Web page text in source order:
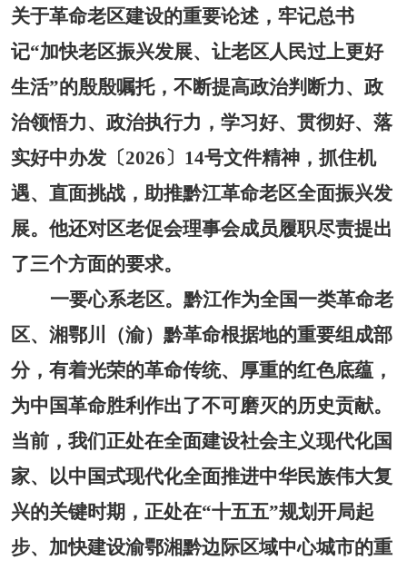
关于革命老区建设的重要论述，牢记总书
记“加快老区振兴发展、让老区人民过上更好
生活”的殷殷嘱托，不断提高政治判断力、政
治领悟力、政治执行力，学习好、贯彻好、落
实好中办发〔2026〕14号文件精神，抓住机
遇、直面挑战，助推黔江革命老区全面振兴发
展。他还对区老促会理事会成员履职尽责提出
了三个方面的要求。
一要心系老区。 黔江作为全国一类革命老
区、湘鄂川（渝）黔革命根据地的重要组成部
分，有着光荣的革命传统、厚重的红色底蕴，
为中国革命胜利作出了不可磨灭的历史贡献。
当前，我们正处在全面建设社会主义现代化国
家、以中国式现代化全面推进中华民族伟大复
兴的关键时期，正处在“十五五”规划开局起
步、加快建设渝鄂湘黔边际区域中心城市的重